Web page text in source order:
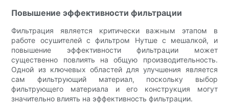
Повышение эффективности фильтрации
Фильтрация является критически важным этапом в
работе осушителей с фильтром Нутше с мешалкой, и
повышение эффективности фильтрации может
существенно повлиять на общую производительность.
Одной из ключевых областей для улучшения является
сам фильтрующий материал, поскольку выбор
фильтрующего материала и его конструкция могут
значительно влиять на эффективность фильтрации.